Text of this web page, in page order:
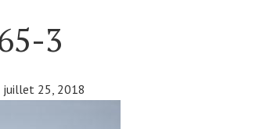
3
juillet 25, 2018